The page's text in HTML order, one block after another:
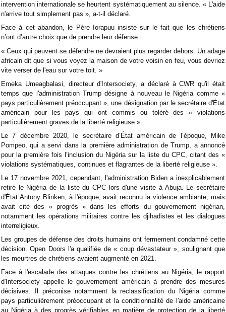
intervention internationale se heurtent systématiquement au silence. « L'aide
n'arrive tout simplement pas », a-t-il déclaré.
Face à cet abandon, le Père Iorapuu insiste sur le fait que les chrétiens
n’ont d’autre choix que de prendre leur défense.
« Ceux qui peuvent se défendre ne devraient plus regarder dehors. Un adage
africain dit que si vous voyez la maison de votre voisin en feu, vous devriez
vite verser de l'eau sur votre toit. »
Emeka Umeagbalasi, directeur d'Intersociety, a déclaré à CWR qu'il était
temps que l'administration Trump désigne à nouveau le Nigéria comme «
pays particulièrement préoccupant », une désignation par le secrétaire d'État
américain pour les pays qui ont commis ou toléré des « violations
particulièrement graves de la liberté religieuse ».
Le 7 décembre 2020, le secrétaire d’État américain de l’époque, Mike
Pompeo, qui a servi dans la première administration de Trump, a annoncé
pour la première fois l’inclusion du Nigéria sur la liste du CPC, citant des «
violations systématiques, continues et flagrantes de la liberté religieuse ».
Le 17 novembre 2021, cependant, l'administration Biden a inexplicablement
retiré le Nigéria de la liste du CPC lors d'une visite à Abuja. Le secrétaire
d'État Antony Blinken, à l'époque, avait reconnu la violence ambiante, mais
avait cité des « progrès » dans les efforts du gouvernement nigérian,
notamment les opérations militaires contre les djihadistes et les dialogues
interreligieux.
Les groupes de défense des droits humains ont fermement condamné cette
décision. Open Doors l'a qualifiée de « coup dévastateur », soulignant que
les meurtres de chrétiens avaient augmenté en 2021.
Face à l'escalade des attaques contre les chrétiens au Nigéria, le rapport
d'Intersociety appelle le gouvernement américain à prendre des mesures
décisives. Il préconise notamment la reclassification du Nigéria comme
pays particulièrement préoccupant et la conditionnalité de l'aide américaine
au Nigéria à des progrès vérifiables en matière de protection de la liberté